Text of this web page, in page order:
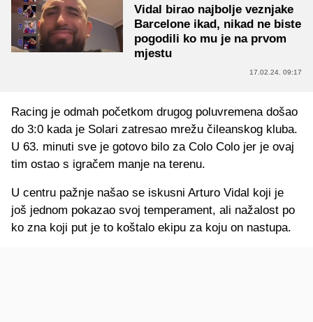
Vidal birao najbolje veznjake
Barcelone ikad, nikad ne biste
pogodili ko mu je na prvom
mjestu
17.02.24. 09:17
Racing je odmah početkom drugog poluvremena došao
do 3:0 kada je Solari zatresao mrežu čileanskog kluba.
U 63. minuti sve je gotovo bilo za Colo Colo jer je ovaj
tim ostao s igračem manje na terenu.
U centru pažnje našao se iskusni Arturo Vidal koji je
još jednom pokazao svoj temperament, ali nažalost po
ko zna koji put je to koštalo ekipu za koju on nastupa.